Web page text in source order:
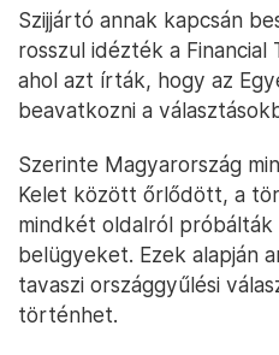
Szijjártó annak kapcsán
rosszul idézték a
ahol azt írták, hogy az
beavatkozni a
Szerinte Magyarország
Kelet között őrlődött, a
mindkét oldalról próbálták
belügyeket. Ezek alapján
tavaszi országgyűlési
történhet.